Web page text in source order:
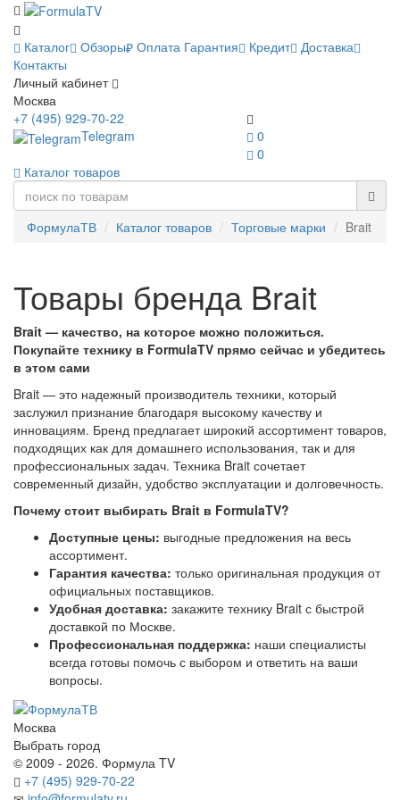
Каталог Обзоры Оплата Гарантия Кредит Доставка
Контакты
Личный кабинет
Москва
0
0
+7 (495) 929-70-22
Telegram
Каталог товаров
ФормулаТВ Каталог товаров Торговые марки Brait
Товары бренда Brait
Brait — качество, на которое можно положиться.
Покупайте технику в FormulaTV прямо сейчас и убедитесь
в этом сами
Brait — это надежный производитель техники, который
заслужил признание благодаря высокому качеству и
инновациям. Бренд предлагает широкий ассортимент товаров,
подходящих как для домашнего использования, так и для
профессиональных задач. Техника Brait сочетает
современный дизайн, удобство эксплуатации и долговечность.
Почему стоит выбирать Brait в FormulaTV?
Доступные цены: выгодные предложения на весь
ассортимент.
Гарантия качества: только оригинальная продукция от
официальных поставщиков.
Удобная доставка: закажите технику Brait с быстрой
доставкой по Москве.
Профессиональная поддержка: наши специалисты
всегда готовы помочь с выбором и ответить на ваши
вопросы.
Москва
Выбрать город
© 2009 - 2026. Формула TV
+7 (495) 929-70-22